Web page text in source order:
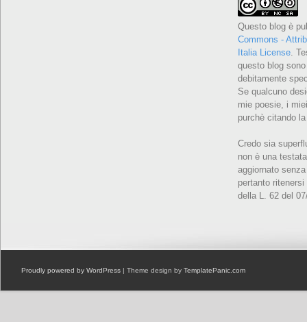
Questo blog è
Commons -
Italia License.
questo blog
debitamente
Se qualcuno
mie poesie, i
purchè citando
Credo sia
non è una
aggiornato
pertanto
della L. 62 del
Proudly powered by WordPress | Theme design by TemplatePanic.com